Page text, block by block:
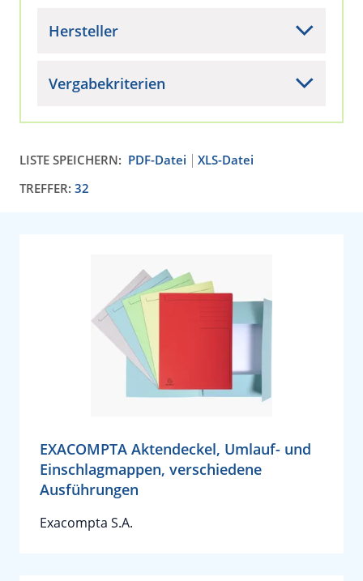
Hersteller
Vergabekriterien
LISTE SPEICHERN: PDF-Datei
XLS-Datei
TREFFER: 32
EXACOMPTA Aktendeckel, Umlauf- und
Einschlagmappen, verschiedene
Ausführungen
Exacompta S.A.